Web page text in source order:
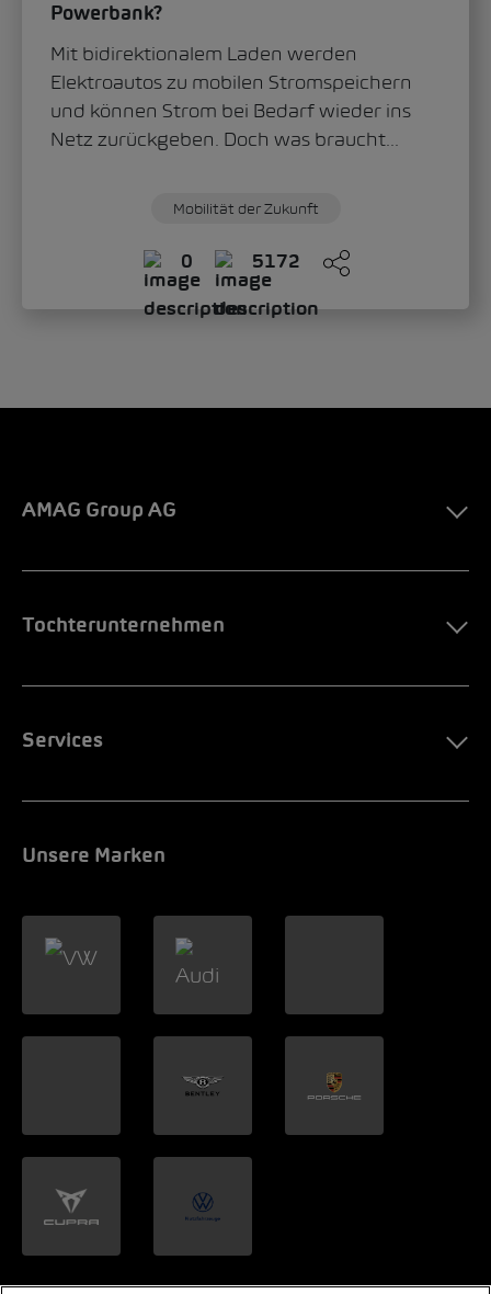
Powerbank?
Mit bidirektionalem Laden werden
Elektroautos zu mobilen Stromspeichern
und können Strom bei Bedarf wieder ins
Netz zurückgeben. Doch was braucht...
Mobilität der Zukunft
0 5172
AMAG Group AG
Tochterunternehmen
Services
Unsere Marken